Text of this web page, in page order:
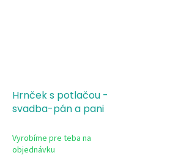
Hrnček s potlačou -
svadba-pán a pani
Vyrobíme pre teba na
objednávku